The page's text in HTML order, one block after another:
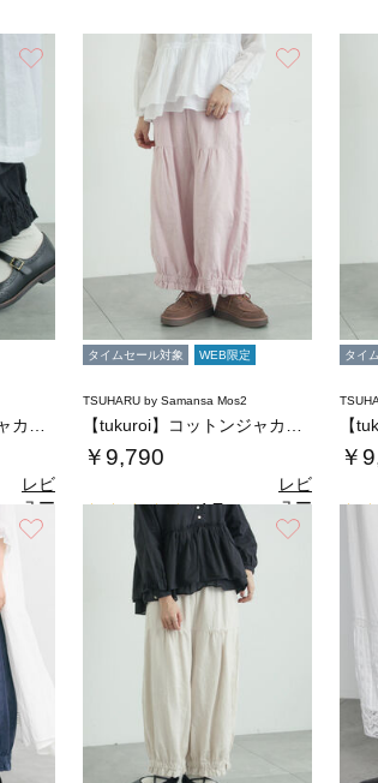
レビ
ュー
を見
る
タイムセール対象 WEB限定
TSUHARU by Samansa Mos2
￥9,790
4.7（6）
レビ
ュー
を見
る
タイ
￥